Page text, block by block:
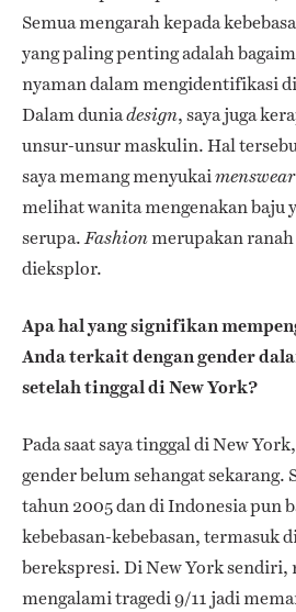
Semua mengarah kepada
yang paling penting adalah
nyaman dalam mengidentifikasi
Dalam duniadesign, saya juga
unsur-unsur maskulin. Hal
saya memang menyukaimenswear
melihat wanita mengenakan baju
serupa.Fashionmerupakan
dieksplor.
Apa hal yang signifikan
Anda terkait dengan gender
setelah tinggal di New York?
Pada saat saya tinggal di New
gender belum sehangat sekarang.
tahun 2005 dan di Indonesia pun
kebebasan-kebebasan, termasuk
berekspresi. Di New York sendiri,
mengalami tragedi 9/11 jadi